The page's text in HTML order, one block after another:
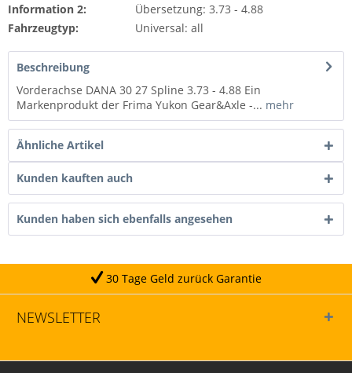
Information 2:
Übersetzung: 3.73 - 4.88
Fahrzeugtyp:
Universal: all
Beschreibung
Vorderachse DANA 30 27 Spline 3.73 - 4.88 Ein
Markenprodukt der Frima Yukon Gear&Axle -... mehr
Ähnliche Artikel
Kunden kauften auch
Kunden haben sich ebenfalls angesehen
Geld zurück Garantie
NEWSLETTER